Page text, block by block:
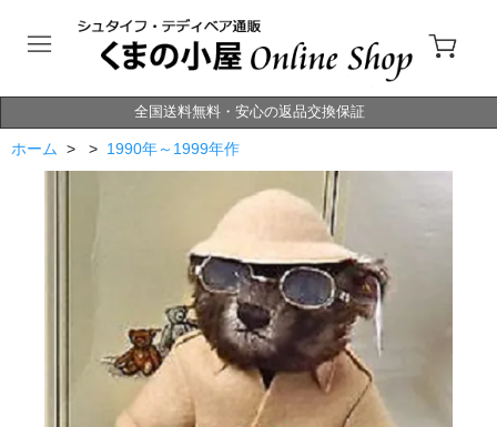
全国送料無料・安心の返品交換保証
ホーム > > 1990年～1999年作